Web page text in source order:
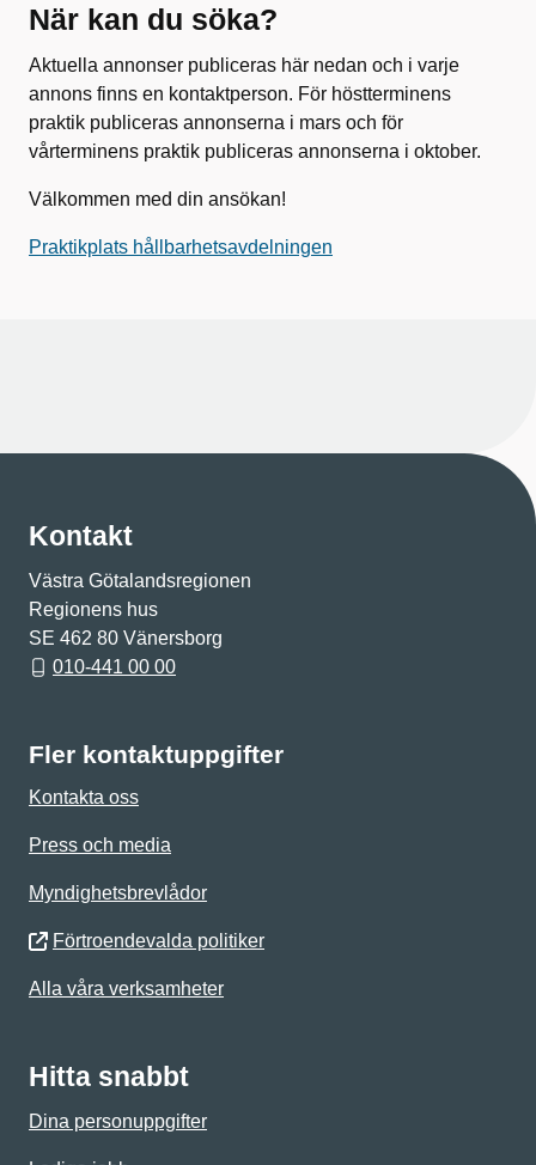
När kan du söka?
Aktuella annonser publiceras här nedan och i varje
annons finns en kontaktperson. För höstterminens
praktik publiceras annonserna i mars och för
vårterminens praktik publiceras annonserna i oktober.
Välkommen med din ansökan!
Praktikplats hållbarhetsavdelningen
Kontakt
Västra Götalandsregionen
Regionens hus
SE 462 80 Vänersborg
010-441 00 00
Fler kontaktuppgifter
Kontakta oss
Press och media
Myndighetsbrevlådor
Förtroendevalda politiker
Alla våra verksamheter
Hitta snabbt
Dina personuppgifter